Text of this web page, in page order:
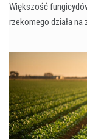
Większość
rzekomego działa